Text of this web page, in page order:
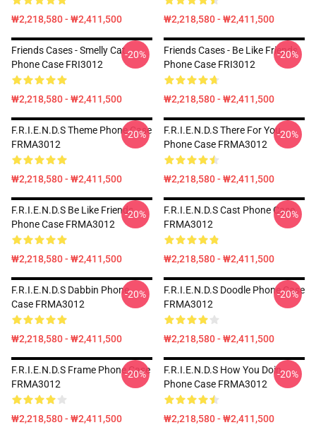
₩2,218,580 - ₩2,411,500 ₩2,218,580 - ₩2,411,500
Friends Cases - Smelly Cat
Phone Case FRI3012
₩2,218,580 - ₩2,411,500
-20%
Friends Cases - Be Like Friends
Phone Case FRI3012
₩2,218,580 - ₩2,411,500
-20%
F.R.I.E.N.D.S Theme Phone Case
FRMA3012
₩2,218,580 - ₩2,411,500
-20%
F.R.I.E.N.D.S There For You
Phone Case FRMA3012
₩2,218,580 - ₩2,411,500
-20%
F.R.I.E.N.D.S Be Like Friends
Phone Case FRMA3012
₩2,218,580 - ₩2,411,500
-20%
F.R.I.E.N.D.S Cast Phone Case
FRMA3012
₩2,218,580 - ₩2,411,500
-20%
F.R.I.E.N.D.S Dabbin Phone
Case FRMA3012
₩2,218,580 - ₩2,411,500
-20%
F.R.I.E.N.D.S Doodle Phone Case
FRMA3012
₩2,218,580 - ₩2,411,500
-20%
F.R.I.E.N.D.S Frame Phone Case
FRMA3012
₩2,218,580 - ₩2,411,500
-20%
F.R.I.E.N.D.S How You Doin
Phone Case FRMA3012
₩2,218,580 - ₩2,411,500
-20%